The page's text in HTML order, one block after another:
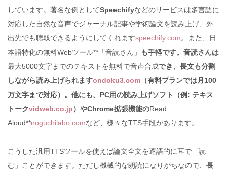
しています。著名な例としてSpeechifyなどのサービスは多言語に
対応した自然な音声でジャーナル記事や学術論文を読み上げ、外
出先でも聴取できるようにしてくれますspeechify.com。また、日
本語特化の無料Webツール**「音読さん」
も手軽です。音読さんは
最大5000文字までのテキストを無料で音声合成でき、長文も分割
しながら読み上げられますondoku3.com （有料プランでは月100
万文字まで対応）。他にも、PC用の読み上げソフト（例: テキス
トークvidweb.co.jp）やChrome拡張機能のRead
Aloud**noguchilabo.comなど、様々なTTS手段があります。
こうした汎用TTSツールを使えば論文全文を逐語的に耳で「読
む」ことができます。ただし機械的な朗読になりがちなので、 長